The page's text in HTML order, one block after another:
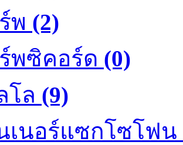
พ (2)
พซิคอร์ด (0)
โล (9)
เนอร์แซกโซโฟน